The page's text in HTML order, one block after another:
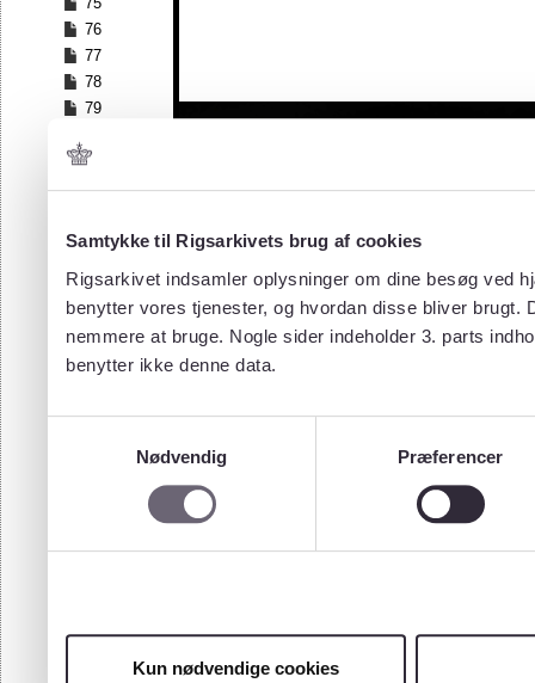
Samtykke til Rigsarkivets brug af cookies
Rigsarkivet indsamler oplysninger om dine besøg ved
benytter vores tjenester, og hvordan disse bliver
nemmere at bruge. Nogle sider indeholder 3. parts
benytter ikke denne data.
Nødvendig
Præferencer
Kun nødvendige cookies
76
77
78
79
81
82
84
86
87
88